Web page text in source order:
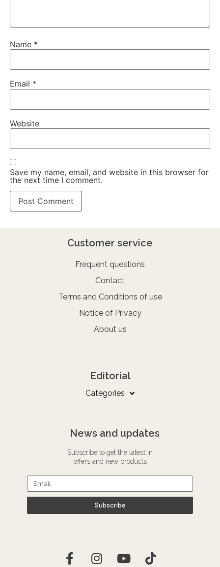
Name *
Email *
Website
Save my name, email, and website in this browser for
the next time I comment.
Customer service
Frequent questions
Contact
Terms and Conditions of use
Notice of Privacy
About us
Editorial
Categories
News and updates
Subscribe to get the latest in
offers and new products
Subscribe